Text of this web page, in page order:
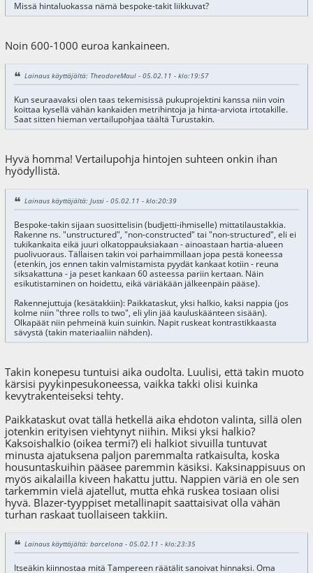
Missä hintaluokassa nämä bespoke-takit liikkuvat?
Noin 600-1000 euroa kankaineen.
Lainaus käyttäjältä: TheodoreMaul - 05.02.11 - klo:19:57
Kun seuraavaksi olen taas tekemisissä pukuprojektini kanssa niin voin
koittaa kysellä vähän kankaiden metrihintoja ja hinta-arviota irtotakille.
Saat sitten hieman vertailupohjaa täältä Turustakin.
Hyvä homma! Vertailupohja hintojen suhteen onkin ihan
hyödyllistä.
Lainaus käyttäjältä: Jussi - 05.02.11 - klo:20:39
Bespoke-takin sijaan suosittelisin (budjetti-ihmiselle) mittatilaustakkia.
Rakenne ns. "unstructured", "non-constructed" tai "non-structured", eli ei
tukikankaita eikä juuri olkatoppauksiakaan - ainoastaan hartia-alueen
puolivuoraus. Tällaisen takin voi parhaimmillaan jopa pestä koneessa
(etenkin, jos ennen takin valmistamista pyydät kankaat kotiin - reuna
siksakattuna - ja peset kankaan 60 asteessa pariin kertaan. Näin
esikutistaminen on hoidettu, eikä väriäkään jälkeenpäin pääse).
Rakennejuttuja (kesätakkiin): Paikkataskut, yksi halkio, kaksi nappia (jos
kolme niin "three rolls to two", eli ylin jää kauluskäänteen sisään).
Olkapäät niin pehmeinä kuin suinkin. Napit ruskeat kontrastikkaasta
sävystä (takin materiaaliin nähden).
Takin konepesu tuntuisi aika oudolta. Luulisi, että takin muoto
kärsisi pyykinpesukoneessa, vaikka takki olisi kuinka
kevytrakenteiseksi tehty.
Paikkataskut ovat tällä hetkellä aika ehdoton valinta, sillä olen
jotenkin erityisen viehtynyt niihin. Miksi yksi halkio?
Kaksoishalkio (oikea termi?) eli halkiot sivuilla tuntuvat
minusta ajatuksena paljon paremmalta ratkaisulta, koska
housuntaskuihin pääsee paremmin käsiksi. Kaksinappisuus on
myös aikalailla kiveen hakattu juttu. Nappien väriä en ole sen
tarkemmin vielä ajatellut, mutta ehkä ruskea tosiaan olisi
hyvä. Blazer-tyyppiset metallinapit saattaisivat olla vähän
turhan raskaat tuollaiseen takkiin.
Lainaus käyttäjältä: barcelona - 05.02.11 - klo:23:35
Itseäkin kiinnostaa mitä Tampereen räätälit sanoivat hinnaksi. Oma